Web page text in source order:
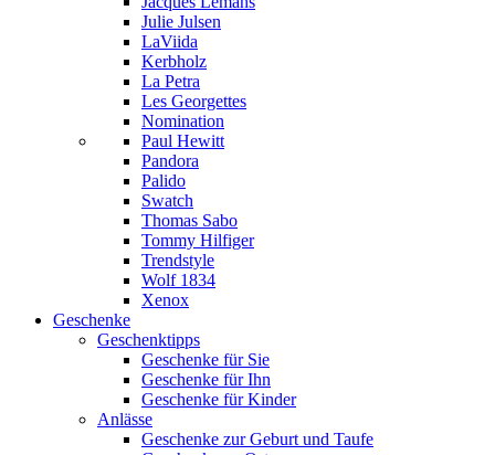
Julie Julsen
LaViida
Kerbholz
La Petra
Les Georgettes
Nomination
Paul Hewitt
Pandora
Palido
Swatch
Thomas Sabo
Tommy Hilfiger
Trendstyle
Wolf 1834
Xenox
Geschenke
Geschenktipps
Geschenke für Sie
Geschenke für Ihn
Geschenke für Kinder
Anlässe
Geschenke zur Geburt und Taufe